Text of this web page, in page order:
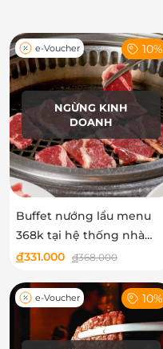
NGỪNG KINH
DOANH
e-Voucher 10%
Buffet nướng lẩu menu
368k tại hệ thống nhà
hàng Gyu Kaku Japanese
đ331.000 đ368.000
e-Voucher 10%